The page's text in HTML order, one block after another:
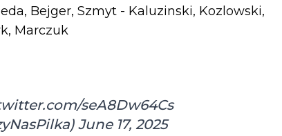
Bejger, Szmyt - Kaluzinski, Kozlowski,
Marczuk
seA8Dw64Cs
June 17, 2025